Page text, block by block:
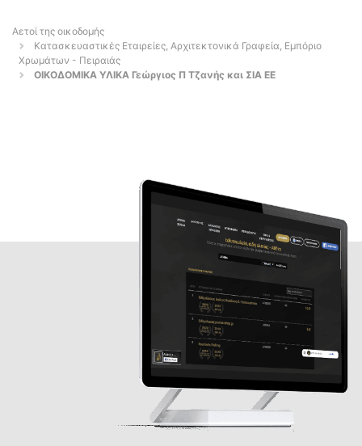
Αετοί της οικοδομής
Κατασκευαστικές Εταιρείες, Αρχιτεκτονικά Γραφεία, Εμπόριο
Χρωμάτων - Πειραιάς
ΟΙΚΟΔΟΜΙΚΑ ΥΛΙΚΑ Γεώργιος Π Τζανής και ΣΙΑ ΕΕ